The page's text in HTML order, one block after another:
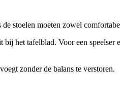
stoelen moeten zowel
het tafelblad. Voor een
zonder de balans te verstoren.